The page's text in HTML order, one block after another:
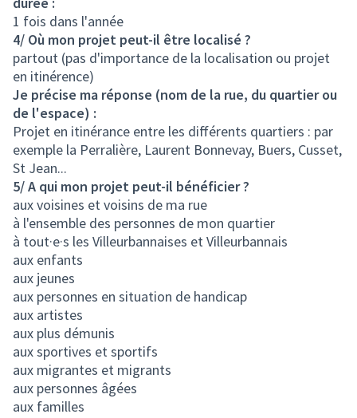
1 fois dans l'année
4/ Où mon projet peut-il être localisé ?
partout (pas d'importance de la localisation ou projet
en itinérence)
Je précise ma réponse (nom de la rue, du quartier ou
de l'espace) :
Projet en itinérance entre les différents quartiers : par
exemple la Perralière, Laurent Bonnevay, Buers, Cusset,
St Jean...
5/ A qui mon projet peut-il bénéficier ?
aux voisines et voisins de ma rue
à l'ensemble des personnes de mon quartier
à tout·e·s les Villeurbannaises et Villeurbannais
aux enfants
aux jeunes
aux personnes en situation de handicap
aux artistes
aux plus démunis
aux sportives et sportifs
aux migrantes et migrants
aux personnes âgées
aux familles